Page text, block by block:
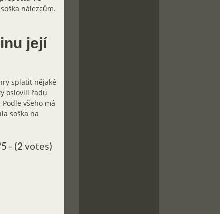
nálezcům.
její
splatit nějaké
oslovili řadu
všeho má
soška na
- (2 votes)